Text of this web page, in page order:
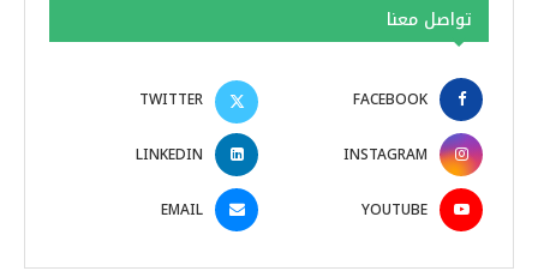
تواصل معنا
FACEBOOK
TWITTER
INSTAGRAM
LINKEDIN
YOUTUBE
EMAIL